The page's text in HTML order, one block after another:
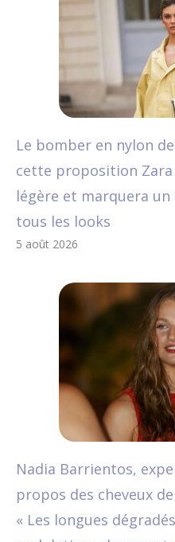
Le bomber en nylon
cette proposition
légère et marquera
tous les looks
5 août 2026
Nadia Barrientos,
propos des cheveux
« Les longues